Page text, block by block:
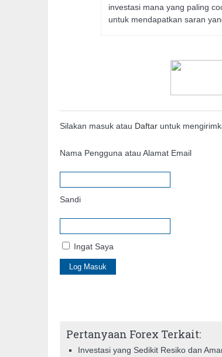
investasi mana yang paling
untuk mendapatkan saran
Silakan masuk atau Daftar untuk
Nama Pengguna atau Alamat Email
Sandi
Ingat Saya
Pertanyaan Forex Terkait:
Investasi yang Sedikit Resiko dan